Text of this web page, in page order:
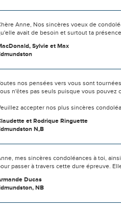
Anne, Nos sincères voeux de
avait de besoin et surtout ta
Sylvie et Max
nos pensées vers vous sont
n'êtes pas seuls puisque vous pouvez
accepter nos plus sincères
et Rodrique Ringuette
N,B
mes sincères condoléances à toi,
passer à travers cette dure épreuve.
Ducas
NB